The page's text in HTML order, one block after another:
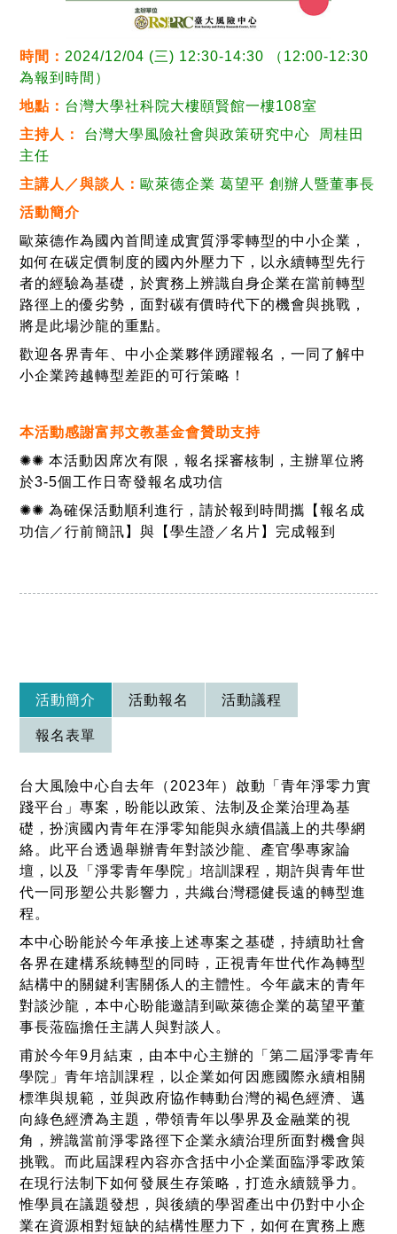
時間： 2024/12/04 (三) 12:30-14:30 （12:00-12:30
為報到時間）
地點： 台灣大學社科院大樓頤賢館一樓108室
主持人：
台灣大學風險社會與政策研究中心 周桂田
主任
主講人／與談人： 歐萊德企業 葛望平 創辦人暨董事長
活動簡介
歐萊德作為國內首間達成實質淨零轉型的中小企業，
如何在碳定價制度的國內外壓力下，以永續轉型先行
者的經驗為基礎，於實務上辨識自身企業在當前轉型
路徑上的優劣勢，面對碳有價時代下的機會與挑戰，
將是此場沙龍的重點。
歡迎各界青年、中小企業夥伴踴躍報名，一同了解中
小企業跨越轉型差距的可行策略！
本活動感謝富邦文教基金會贊助支持
✺✺ 本活動因席次有限，報名採審核制，主辦單位將
於3-5個工作日寄發報名成功信
✺✺ 為確保活動順利進行，請於報到時間攜【報名成
功信／行前簡訊】與【學生證／名片】完成報到
活動簡介 活動報名 活動議程
報名表單
台大風險中心自去年（2023年）啟動「青年淨零力實
踐平台」專案，盼能以政策、法制及企業治理為基
礎，扮演國內青年在淨零知能與永續倡議上的共學網
絡。此平台透過舉辦青年對談沙龍、產官學專家論
壇，以及「淨零青年學院」培訓課程，期許與青年世
代一同形塑公共影響力，共織台灣穩健長遠的轉型進
程。
本中心盼能於今年承接上述專案之基礎，持續助社會
各界在建構系統轉型的同時，正視青年世代作為轉型
結構中的關鍵利害關係人的主體性。今年歲末的青年
對談沙龍，本中心盼能邀請到歐萊德企業的葛望平董
事長蒞臨擔任主講人與對談人。
甫於今年9月結束，由本中心主辦的「第二屆淨零青年
學院」青年培訓課程，以企業如何因應國際永續相關
標準與規範，並與政府協作轉動台灣的褐色經濟、邁
向綠色經濟為主題，帶領青年以學界及金融業的視
角，辨識當前淨零路徑下企業永續治理所面對機會與
挑戰。而此屆課程內容亦含括中小企業面臨淨零政策
在現行法制下如何發展生存策略，打造永續競爭力。
惟學員在議題發想，與後續的學習產出中仍對中小企
業在資源相對短缺的結構性壓力下，如何在實務上應